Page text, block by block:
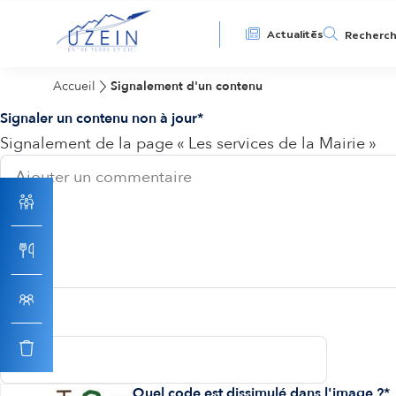
N
a
v
a
t
i
Actualités
Accueil Signalement d'un contenu
Signaler un contenu non à jour
Signalement de la page « Les services de la Mairie »
Email